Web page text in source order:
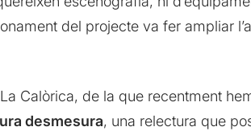
del projecte va fer ampliar
Calòrica, de la que recentment
desmesura, una relectura que